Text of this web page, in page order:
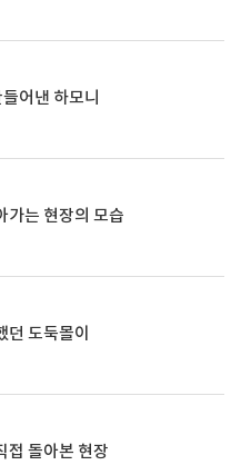
어낸 하모니
가는 현장의 모습
도둑몰이
접 돌아본 현장